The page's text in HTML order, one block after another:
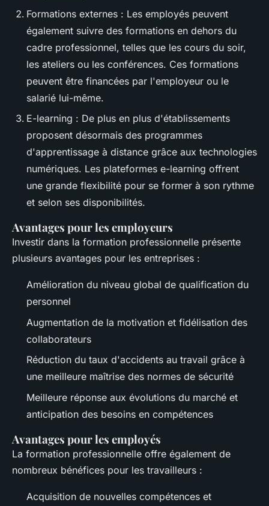
Formations externes : Les employés peuvent
également suivre des formations en dehors du
cadre professionnel, telles que les cours du soir,
les ateliers ou les conférences. Ces formations
peuvent être financées par l'employeur ou le
salarié lui-même.
E-learning : De plus en plus d'établissements
proposent désormais des programmes
d'apprentissage à distance grâce aux technologies
numériques. Les plateformes e-learning offrent
une grande flexibilité pour se former à son rythme
et selon ses disponibilités.
Avantages pour les employeurs
Investir dans la formation professionnelle présente
plusieurs avantages pour les entreprises :
Amélioration du niveau global de qualification du
personnel
Augmentation de la motivation et fidélisation des
collaborateurs
Réduction du taux d'accidents au travail grâce à
une meilleure maîtrise des normes de sécurité
Meilleure réponse aux évolutions du marché et
anticipation des besoins en compétences
Avantages pour les employés
La formation professionnelle offre également de
nombreux bénéfices pour les travailleurs :
Acquisition de nouvelles compétences et